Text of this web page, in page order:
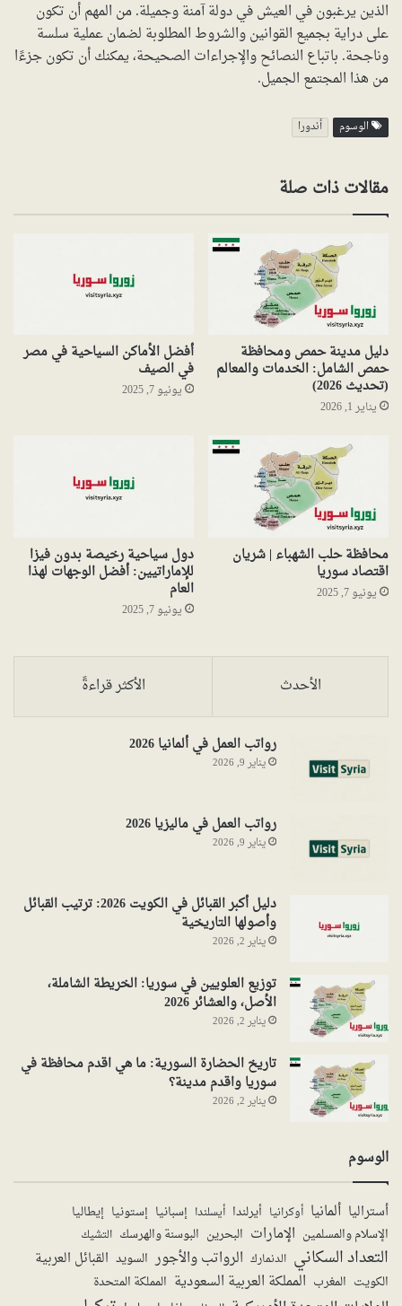
الذين يرغبون في العيش في دولة آمنة وجميلة. من المهم أن تكون
على دراية بجميع القوانين والشروط المطلوبة لضمان عملية سلسة
وناجحة. باتباع النصائح والإجراءات الصحيحة، يمكنك أن تكون جزءًا
من هذا المجتمع الجميل.
الوسوم أندورا
مقالات ذات صلة
دليل مدينة حمص ومحافظة
حمص الشامل: الخدمات والمعالم
(تحديث 2026)
يناير 1, 2026
أفضل الأماكن السياحية في مصر
في الصيف
يونيو 7, 2025
محافظة حلب الشهباء | شريان
اقتصاد سوريا
يونيو 7, 2025
دول سياحية رخيصة بدون فيزا
للإماراتيين: أفضل الوجهات لهذا
العام
يونيو 7, 2025
الأحدث الأكثر قراءةً
رواتب العمل في ألمانيا 2026
يناير 9, 2026
رواتب العمل في ماليزيا 2026
يناير 9, 2026
دليل أكبر القبائل في الكويت 2026: ترتيب القبائل
وأصولها التاريخية
يناير 2, 2026
توزيع العلويين في سوريا: الخريطة الشاملة،
الأصل، والعشائر 2026
يناير 2, 2026
تاريخ الحضارة السورية: ما هي اقدم محافظة في
سوريا واقدم مدينة؟
يناير 2, 2026
الوسوم
أستراليا ألمانيا أوكرانيا أيرلندا أيسلندا إسبانيا إستونيا إيطاليا
الإسلام والمسلمين الإمارات البحرين البوسنة والهرسك التشيك
التعداد السكاني الدنمارك الرواتب والأجور السويد القبائل العربية
الكويت المغرب المملكة العربية السعودية المملكة المتحدة